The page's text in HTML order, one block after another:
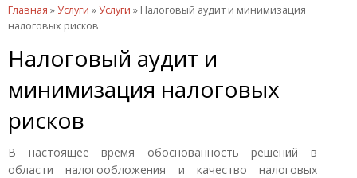
Вы здесь
Главная »Услуги »Услуги » Налоговый аудит и минимизация
налоговых рисков
Налоговый аудит и
минимизация налоговых
рисков
В настоящее время обоснованность решений в
области налогообложения и качество налоговых